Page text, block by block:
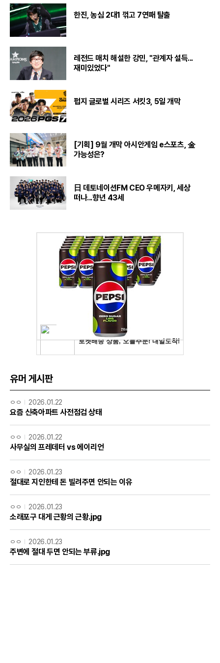
한진, 농심 2대1 꺾고 7연패 탈출
레전드 매치 해설한 강민, "관계자 설득...
재미있었다"
펍지 글로벌 시리즈 서킷3, 5일 개막
[기획] 9월 개막 아시안게임 e스포츠, 金
가능성은?
日 데토네이션FM CEO 우메자키, 세상
떠나...향년 43세
유머 게시판
ㅇㅇ 2026.01.22
요즘 신축아파트 사전점검 상태
ㅇㅇ 2026.01.22
사무실의 프레데터 vs 에이리언
ㅇㅇ 2026.01.23
절대로 지인한테 돈 빌려주면 안되는 이유
ㅇㅇ 2026.01.23
소래포구 대게 근황의 근황.jpg
ㅇㅇ 2026.01.23
주변에 절대 두면 안되는 부류.jpg